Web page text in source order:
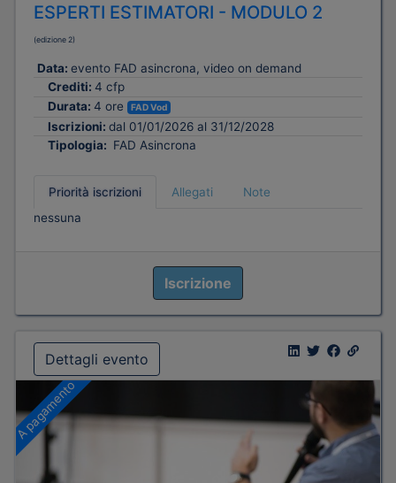
ESPERTI ESTIMATORI - MODULO 2
(edizione 2)
Data: evento FAD asincrona, video on demand
Crediti: 4 cfp
Durata: 4 ore FAD Vod
Iscrizioni: dal 01/01/2026 al 31/12/2028
Tipologia: FAD Asincrona
Priorità iscrizioni Allegati
Note
nessuna
Iscrizione
Dettagli evento
A pagamento